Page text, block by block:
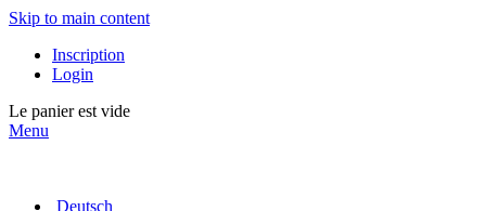
Skip to main content
Inscription
Login
Le panier est vide
Menu
Deutsch